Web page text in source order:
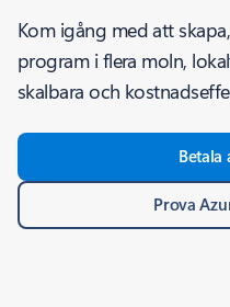
Kom igång med att
program i flera moln,
skalbara och
Betala
Prova